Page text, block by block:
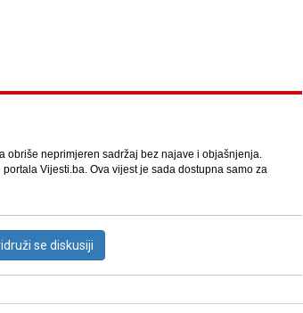
obriše neprimjeren sadržaj bez najave i objašnjenja.
Vijesti.ba. Ova vijest je sada dostupna samo za
se diskusiji